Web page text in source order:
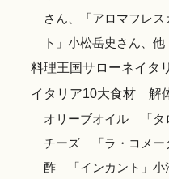
さん、「アロマフレ
ト」小松岳史さん、他
料理王国サローネイタ
イタリア10大食材 解
オリーブオイル 「タ
チーズ 「ラ・コメー
酢 「インカント」小